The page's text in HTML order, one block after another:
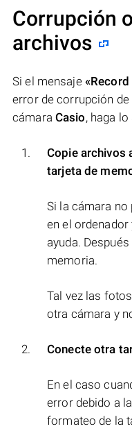
Corrupción
archivos
Si el mensaje
error de corrupción
cámara Casio, haga
Copie archivos
tarjeta de
Si la cámara
en el
ayuda.
memoria.
Tal vez las
otra cámara y
Conecte otra
En el caso
error debido a
formateo de la